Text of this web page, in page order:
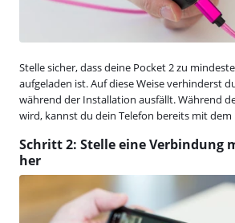
Stelle sicher, dass deine Pocket 2 zu
aufgeladen ist. Auf diese Weise verhinderst
während der Installation ausfällt. Während
wird, kannst du dein Telefon bereits mit
Schritt 2: Stelle eine Verbindung
her